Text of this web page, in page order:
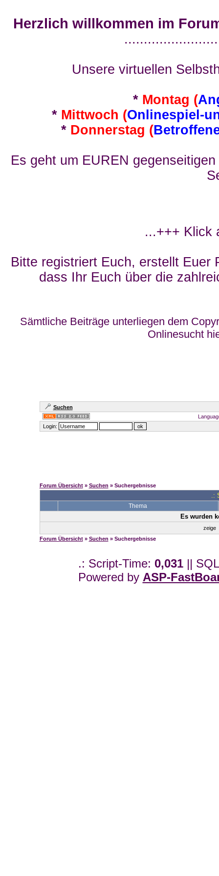
Herzlich willkommen im
Unsere virtuellen
* Montag (
* Mittwoch (Onlinespiel-
* Donnerstag (
Es geht um EUREN
...+++ Klick
Bitte registriert Euch, erstellt Euer
dass Ihr Euch über die
Sämtliche Beiträge unterliegen dem
Onlinesucht
Suchen
Login:
Forum Übersicht» Suchen » Suchergebnisse
.:
Thema
Es wurden
zeige
Forum Übersicht» Suchen » Suchergebnisse
.: Script-Time: 0,031||
Powered by ASP-